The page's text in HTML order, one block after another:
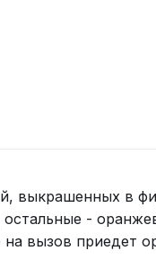
выкрашенных в
-
вызов приедет